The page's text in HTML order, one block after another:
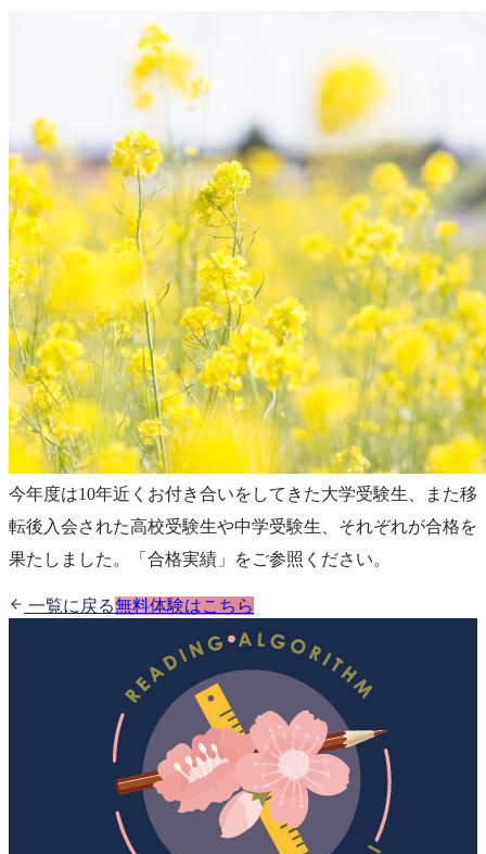
今年度は10年近くお付き合いをしてきた大学受験生、また移
転後入会された高校受験生や中学受験生、それぞれが合格を
果たしました。「合格実績」をご参照ください。
一覧に戻る無料体験はこちら